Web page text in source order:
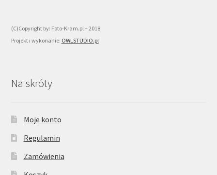
(C)Copyright by: Foto-Kram.pl – 2018
Projekt i wykonanie: OWLSTUDIO.pl
Na skróty
Moje konto
Regulamin
Zamówienia